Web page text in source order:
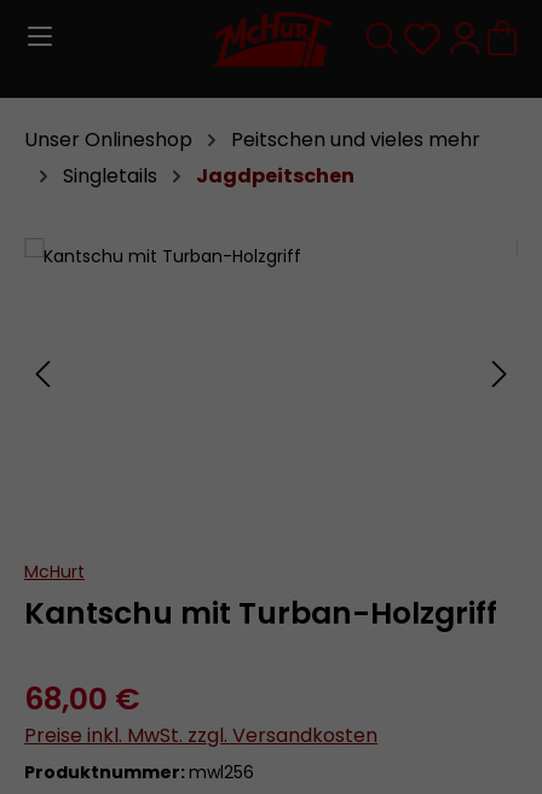
Zum Hauptinhalt springen Du hast
Unser Onlineshop
Peitschen und vieles mehr
Singletails
Jagdpeitschen
Bildergalerie überspringen
Kantschu mit Turban-Holzgriff
McHurt
68,00 €
Preise inkl. MwSt. zzgl. Versandkosten
Produktnummer: mwl256